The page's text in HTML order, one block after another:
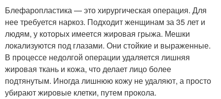
Блефаропластика — это хирургическая операция. Для
нее требуется наркоз. Подходит женщинам за 35 лет и
людям, у которых имеется жировая грыжа. Мешки
локализуются под глазами. Они стойкие и выраженные.
В процессе недолгой операции удаляется лишняя
жировая ткань и кожа, что делает лицо более
подтянутым. Иногда лишнюю кожу не удаляют, а просто
убирают жировые клетки, путем прокола.